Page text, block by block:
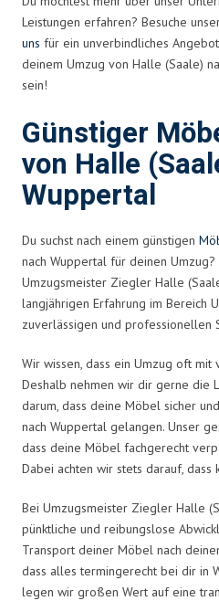
Leistungen erfahren? Besuche
uns für ein unverbindliches
deinem Umzug von Halle (Saale)
sein!
Günstiger
von Halle
Wuppertal
Du suchst nach einem günstigen
nach Wuppertal für deinen
Umzugsmeister Ziegler Halle
langjährigen Erfahrung im Bereich
zuverlässigen und professionellen
Wir wissen, dass ein Umzug oft mit
Deshalb nehmen wir dir gerne die
darum, dass deine Möbel sicher
nach Wuppertal gelangen. Unser
dass deine Möbel fachgerecht
Dabei achten wir stets darauf, dass
Bei Umzugsmeister Ziegler Halle
pünktliche und reibungslose
Transport deiner Möbel nach
dass alles termingerecht bei dir in
legen wir großen Wert auf eine